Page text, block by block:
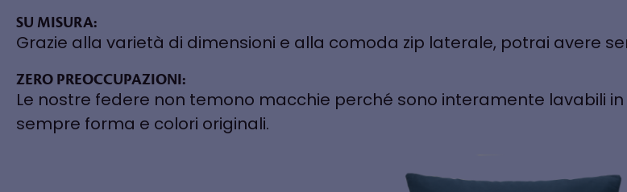
SU MISURA:
Grazie alla varietà di dimensioni e alla comoda zip laterale, potrai avere
ZERO PREOCCUPAZIONI:
Le nostre federe non temono macchie perché sono interamente lavabili
sempre forma e colori originali.